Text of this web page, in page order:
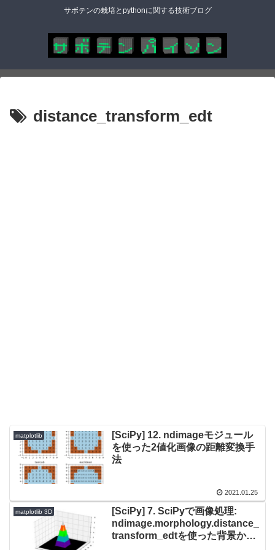
サボテンの栽培とpythonに関する技術ブログ
distance_transform_edt
matplotlib
[SciPy] 12. ndimageモジュール
を使った2値化画像の距離変換手
法
2021.01.25
matplotlib 3D
[SciPy] 7. SciPyで画像処理:
ndimage.morphology.distance_
transform_edtを使った背景から